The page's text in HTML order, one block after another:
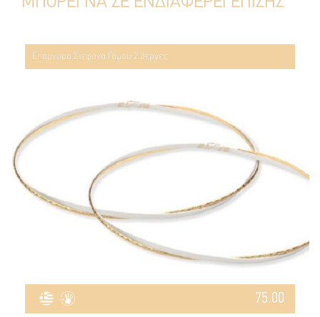
Επάργυρα Στέφανα Γάμου 2 βέργες
75.00